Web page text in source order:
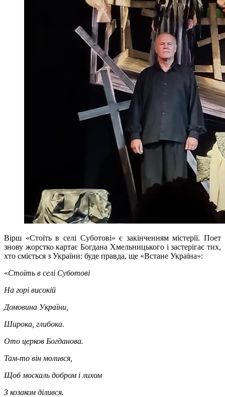
Вірш «Стоїть в селі Суботові» є закінченням містерії. Поет
знову жорстко картає Богдана Хмельницького і застерігає тих,
хто сміється з України: буде правда, ще «Встане Україна»:
«Стоїть в селі Суботові
На горі високій
Домовина України,
Широка, глибока.
Ото церков Богданова.
Там-то він молився,
Щоб москаль добром і лихом
З козаком ділився.